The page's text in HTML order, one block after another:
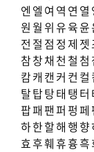
엔 엘 여 역 연 열
원월 위유육윤
전 절 점 정 제 젯
참창채 천 철 첨
캄캐 캔 커 컨 컬
탈탑탕태 탱 터
팝패팬퍼 펑페
하한할해행 향
효 후훼휴흉흑